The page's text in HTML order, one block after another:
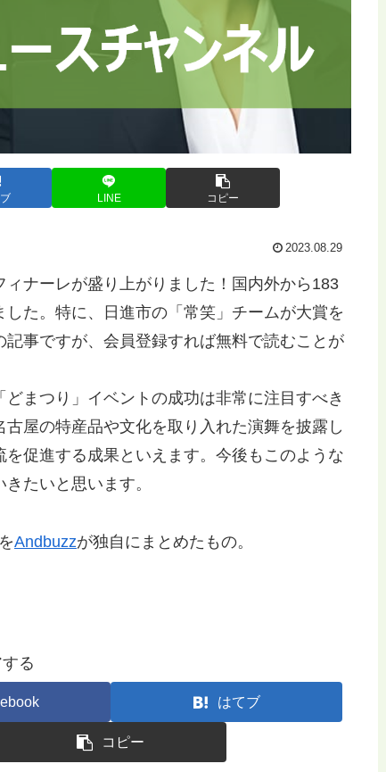
LINE コピー
2023.08.29
ィナーレが盛り上がりました！国内外から183
た。特に、日進市の「常笑」チームが大賞を
事ですが、会員登録すれば無料で読むことが
まつり」イベントの成功は非常に注目すべき
屋の特産品や文化を取り入れた演舞を披露し
促進する成果といえます。今後もこのような
たいと思います。
Andbuzzが独自にまとめたもの。
る
はてブ
コピー